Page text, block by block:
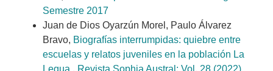
Semestre 2017
Juan de Dios Oyarzún Morel, Paulo Álvarez
Bravo, Biografías interrumpidas: quiebre entre
escuelas y relatos juveniles en la población La